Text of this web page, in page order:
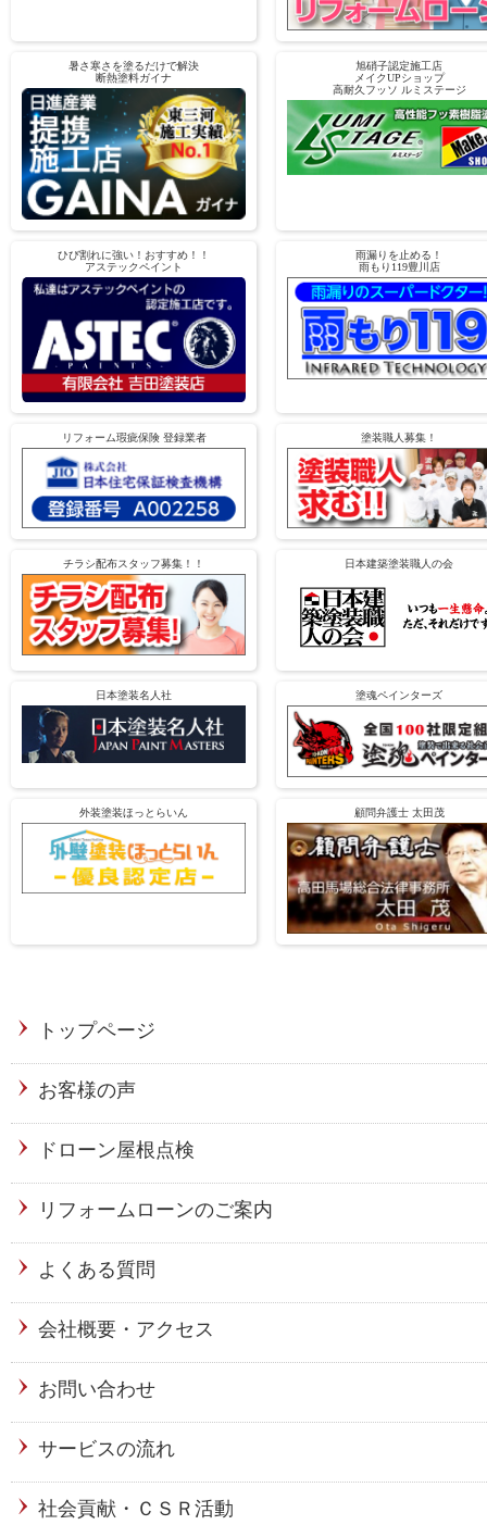
暑さ寒さを塗るだけで解決
断熱塗料ガイナ
旭硝子認定施工店
メイクUPショップ
高耐久フッソ ルミステージ
ひび割れに強い！おすすめ！！
アステックペイント
雨漏りを止める！
雨もり119豊川店
リフォーム瑕疵保険 登録業者 塗装職人募集！
チラシ配布スタッフ募集！！ 日本建築塗装職人の会
日本塗装名人社 塗魂ペインターズ
外装塗装ほっとらいん 顧問弁護士 太田茂
トップページ
お客様の声
ドローン屋根点検
リフォームローンのご案内
よくある質問
会社概要・アクセス
お問い合わせ
サービスの流れ
社会貢献・ＣＳＲ活動